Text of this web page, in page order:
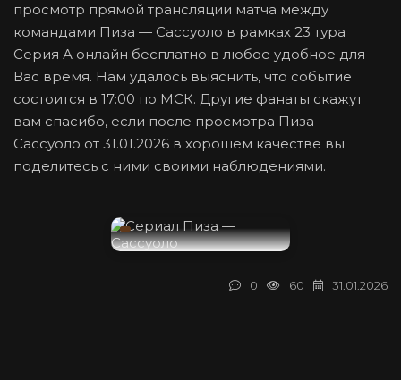
просмотр прямой трансляции матча между
командами Пиза — Сассуоло в рамках 23 тура
Серия А онлайн бесплатно в любое удобное для
Вас время. Нам удалось выяснить, что событие
состоится в 17:00 по МСК. Другие фанаты скажут
вам спасибо, если после просмотра Пиза —
Сассуоло от 31.01.2026 в хорошем качестве вы
поделитесь с ними своими наблюдениями.
31.01.2026
60
0